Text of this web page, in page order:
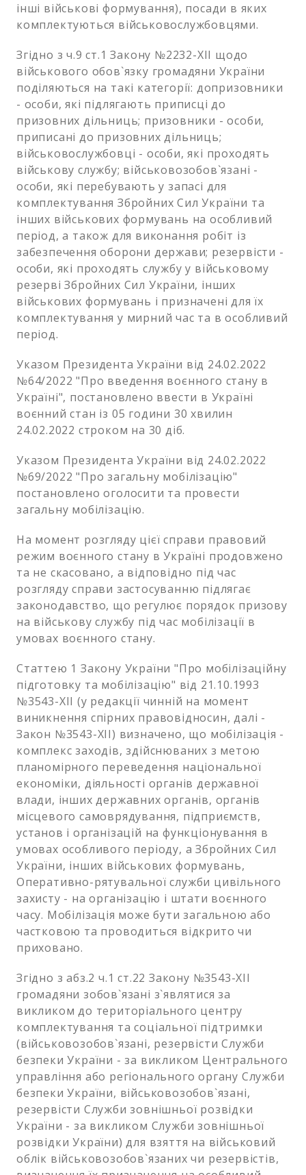
інші військові формування), посади в яких
комплектуються військовослужбовцями.
Згідно з ч.9 ст.1 Закону №2232-ХІІ щодо
військового обов`язку громадяни України
поділяються на такі категорії: допризовники
- особи, які підлягають приписці до
призовних дільниць; призовники - особи,
приписані до призовних дільниць;
військовослужбовці - особи, які проходять
військову службу; військовозобов`язані -
особи, які перебувають у запасі для
комплектування Збройних Сил України та
інших військових формувань на особливий
період, а також для виконання робіт із
забезпечення оборони держави; резервісти -
особи, які проходять службу у військовому
резерві Збройних Сил України, інших
військових формувань і призначені для їх
комплектування у мирний час та в особливий
період.
Указом Президента України від 24.02.2022
№64/2022 "Про введення воєнного стану в
Україні", постановлено ввести в Україні
воєнний стан із 05 години 30 хвилин
24.02.2022 строком на 30 діб.
Указом Президента України від 24.02.2022
№69/2022 "Про загальну мобілізацію"
постановлено оголосити та провести
загальну мобілізацію.
На момент розгляду цієї справи правовий
режим воєнного стану в Україні продовжено
та не скасовано, а відповідно під час
розгляду справи застосуванню підлягає
законодавство, що регулює порядок призову
на військову службу під час мобілізації в
умовах воєнного стану.
Статтею 1 Закону України "Про мобілізаційну
підготовку та мобілізацію" від 21.10.1993
№3543-XII (у редакції чинній на момент
виникнення спірних правовідносин, далі -
Закон №3543-XII) визначено, що мобілізація -
комплекс заходів, здійснюваних з метою
планомірного переведення національної
економіки, діяльності органів державної
влади, інших державних органів, органів
місцевого самоврядування, підприємств,
установ і організацій на функціонування в
умовах особливого періоду, а Збройних Сил
України, інших військових формувань,
Оперативно-рятувальної служби цивільного
захисту - на організацію і штати воєнного
часу. Мобілізація може бути загальною або
частковою та проводиться відкрито чи
приховано.
Згідно з абз.2 ч.1 ст.22 Закону №3543-XII
громадяни зобов`язані з`являтися за
викликом до територіального центру
комплектування та соціальної підтримки
(військовозобов`язані, резервісти Служби
безпеки України - за викликом Центрального
управління або регіонального органу Служби
безпеки України, військовозобов`язані,
резервісти Служби зовнішньої розвідки
України - за викликом Служби зовнішньої
розвідки України) для взяття на військовий
облік військовозобов`язаних чи резервістів,